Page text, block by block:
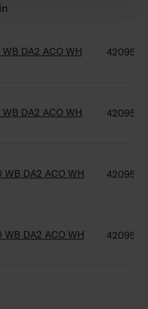
DA2 ACO WH 4209574
DA2 ACO WH 4209575
DA2 ACO WH 4209585
DA2 ACO WH 4209586